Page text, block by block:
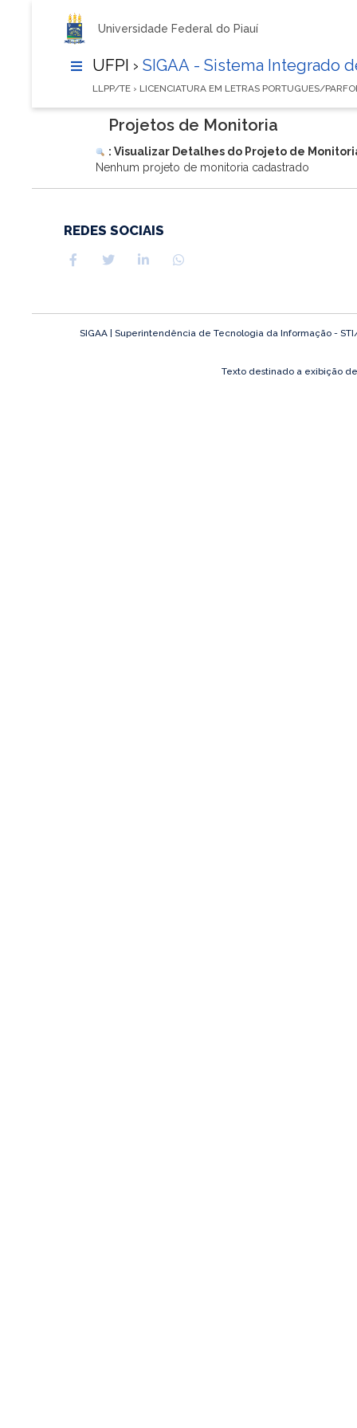
Universidade Federal do Piauí
UFPI › SIGAA - Sistema Integrado
LLPP/TE › LICENCIATURA EM LETRAS PORTUGUES/
Projetos de Monitoria
: Visualizar Detalhes do Projeto de
Nenhum projeto de monitoria cadastrado
REDES SOCIAIS
SIGAA | Superintendência de Tecnologia da Informação -
Texto destinado a exibição